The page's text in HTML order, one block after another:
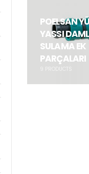
POELSAN
YASSI
SULAMA EK
PARÇALARI
PRODUCTS